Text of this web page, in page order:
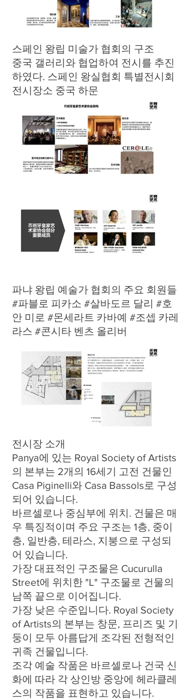
스페인 왕립 미술가 협회의 구조
중국 갤러리와 협업하여 전시를 추진
하였다. 스페인 왕실협회 특별전시회
전시장소 중국 하문
파냐 왕립 예술가 협회의 주요 회원들
#파블로 피카소 #살바도르 달리 #호
안 미로 #몬세라트 카바예 #조셉 카레
라스 #콘시타 벤츠 올리버
전시장 소개
Panya에 있는 Royal Society of Artists
의 본부는 2개의 16세기 고전 건물인
Casa Piginelli와 Casa Bassols로 구성
되어 있습니다.
바르셀로나 중심부에 위치. 건물은 매
우 특징적이며 주요 구조는 1층, 중이
층, 일반층, 테라스, 지붕으로 구성되
어 있습니다.
가장 대표적인 구조물은 Cucurulla
Street에 위치한 "L" 구조물로 건물의
남쪽 끝으로 이어집니다.
가장 낮은 수준입니다. Royal Society
of Artists의 본부는 창문, 프리즈 및 기
둥이 모두 아름답게 조각된 전형적인
귀족 건물입니다.
조각 예술 작품은 바르셀로나 건국 신
화에 따라 각 상인방 중앙에 헤라클레
스의 작품을 표현하고 있습니다.